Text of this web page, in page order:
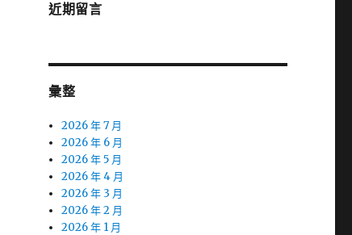
近期留言
彙整
2026 年 7 月
2026 年 6 月
2026 年 5 月
2026 年 4 月
2026 年 3 月
2026 年 2 月
2026 年 1 月